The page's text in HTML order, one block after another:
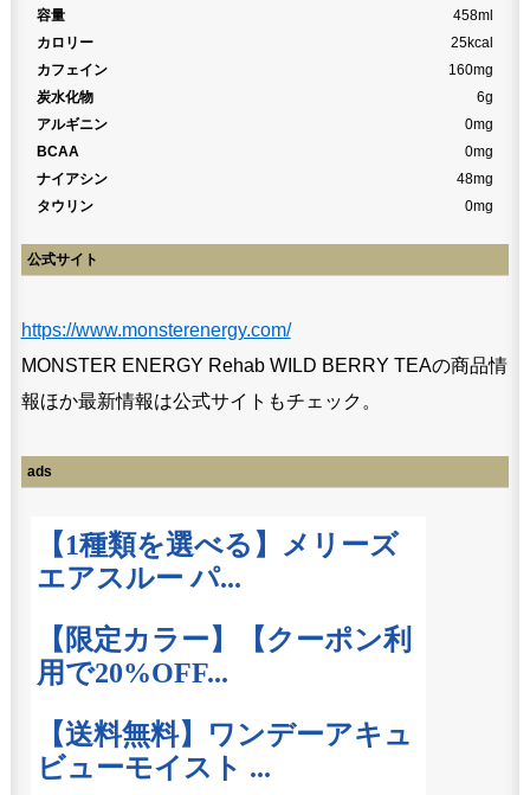
容量
458ml
カロリー
25kcal
カフェイン
160mg
炭水化物
6g
アルギニン
0mg
BCAA
0mg
ナイアシン
48mg
タウリン
0mg
公式サイト
https://www.monsterenergy.com/
MONSTER ENERGY Rehab WILD BERRY TEAの商品情
報ほか最新情報は公式サイトもチェック。
ads